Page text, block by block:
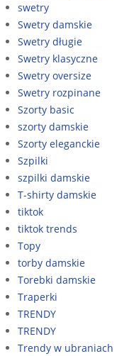
swetry
Swetry damskie
Swetry długie
Swetry klasyczne
Swetry oversize
Swetry rozpinane
Szorty basic
szorty damskie
Szorty eleganckie
Szpilki
szpilki damskie
T-shirty damskie
tiktok
tiktok trends
Topy
torby damskie
Torebki damskie
Traperki
TRENDY
TRENDY
Trendy w ubraniach